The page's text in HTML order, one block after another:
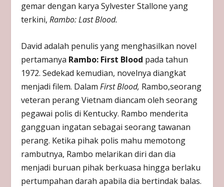
gemar dengan karya Sylvester Stallone yang
terkini,Rambo: Last Blood.
David adalah penulis yang menghasilkan novel
pertamanya Rambo: First Blood pada tahun
1972. Sedekad kemudian, novelnya diangkat
menjadi filem. DalamFirst Blood, Rambo,seorang
veteran perang Vietnam diancam oleh seorang
pegawai polis di Kentucky. Rambo menderita
gangguan ingatan sebagai seorang tawanan
perang. Ketika pihak polis mahu memotong
rambutnya, Rambo melarikan diri dan dia
menjadi buruan pihak berkuasa hingga berlaku
pertumpahan darah apabila dia bertindak balas.